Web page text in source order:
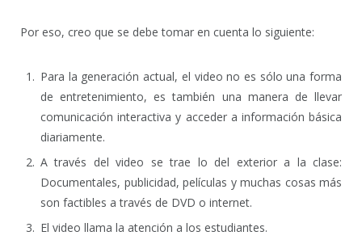
Por eso, creo que se debe tomar en cuenta lo siguiente:
Para la generación actual, el video no es sólo una forma
de entretenimiento, es también una manera de llevar
comunicación interactiva y acceder a información básica
diariamente.
A través del video se trae lo del exterior a la clase:
Documentales, publicidad, películas y muchas cosas más
son factibles a través de DVD o internet.
El video llama la atención a los estudiantes.